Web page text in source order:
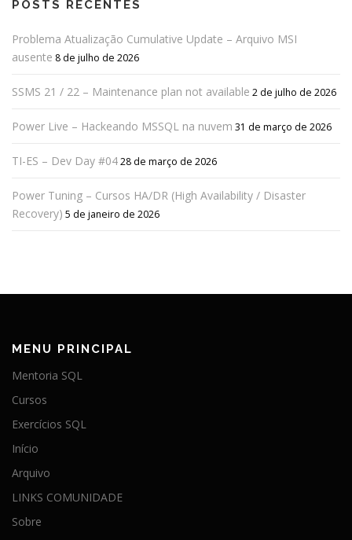
POSTS RECENTES
Problema Atualização Cumulative Update – Arquivo MSI
ausente 8 de julho de 2026
SSMS 21 / 22 – Maintenance plan not available 2 de julho de 2026
Power Live – Hackeando MSSQL na nuvem 31 de março de 2026
TI-ES – Dev Day #0428 de março de 2026
Power Tuning – Cursos HA/DR (High Availability / Disaster
Recovery) 5 de janeiro de 2026
MENU PRINCIPAL
Mentoria SQL
Cursos
Exercícios SQL
Início
Arquivo
LINKS COMUNIDADE
Sobre